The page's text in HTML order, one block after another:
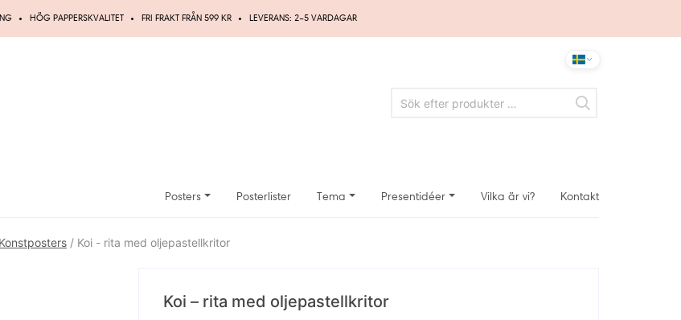
HÖG PAPPERSKVALITET FRI FRAKT FRÅN 599 KR LEVERANS: 2–5 VARDAGAR
Posters Posterlister Tema Presentidéer Vilka är vi? Kontakt
Konstposters / Koi - rita med oljepastellkritor
Koi – rita med oljepastellkritor